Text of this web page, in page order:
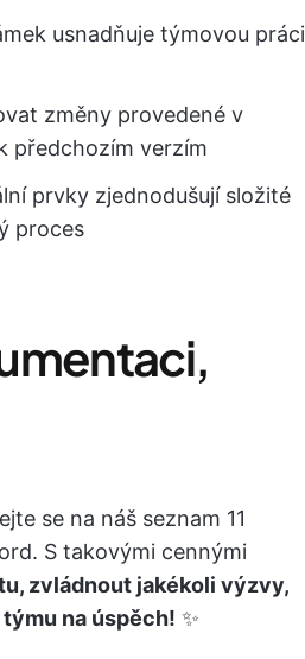
usnadňuje týmovou práci
změny provedené v
předchozím verzím
prvky zjednodušují složité
proces
se na náš seznam 11
S takovými cennými
zvládnout jakékoli výzvy,
na úspěch! ✨